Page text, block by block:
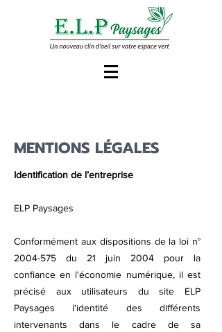
MENTIONS LÉGALES
Identification de l’entreprise
ELP Paysages
Conformément aux dispositions de la loi n°
2004-575 du 21 juin 2004 pour la
confiance en l'économie numérique, il est
précisé aux utilisateurs du site ELP
Paysages l'identité des différents
intervenants dans le cadre de sa